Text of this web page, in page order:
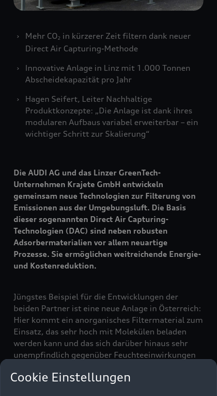
Mehr CO2 in kürzerer Zeit filtern dank neuer
Direct Air Capturing-Methode
Innovative Anlage in Linz mit 1.000 Tonnen
Abscheidekapazität pro Jahr
Hagen Seifert, Leiter Nachhaltige
Produktkonzepte: „Die Anlage ist dank ihres
modularen Aufbaus variabel erweiterbar – ein
wichtiger Schritt zur Skalierung“
Die AUDI AG und das Linzer GreenTech-
Unternehmen Krajete GmbH entwickeln
gemeinsam neue Technologien zur Filterung von
Emissionen aus der Umgebungsluft. Die Basis
dieser sogenannten Direct Air Capturing-
Technologien (DAC) sind neben robusten
Adsorbermaterialien vor allem neuartige
Prozesse. Sie ermöglichen weitreichende Energie-
und Kostenreduktion.
Jüngstes Beispiel für die Entwicklungen der
beiden Partner ist eine neue Anlage in Österreich:
Hier kommt ein anorganisches Filtermaterial zum
Einsatz, das sehr hoch mit Molekülen beladen
werden kann und das sich darüber hinaus sehr
unempfindlich gegenüber Feuchteeinwirkungen
Einzelfällen notwendig, die zu filternde
Cookie Einstellungen